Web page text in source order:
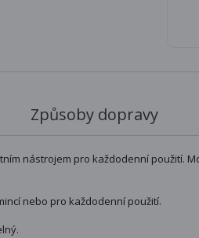
Způsoby dopravy
nástrojem pro každodenní použití.
nebo pro každodenní použití.